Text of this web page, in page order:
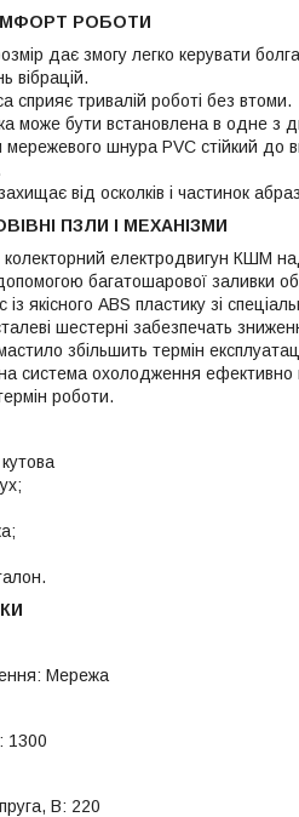
РОБОТИ
дає змогу легко керувати
вібрацій.
сприяє тривалій роботі без втоми.
може бути встановлена в одне з
шнура PVC стійкий до
від осколків і частинок
ПЗЛИ І МЕХАНІЗМИ
електродвигун КШМ
багатошарової заливки
із якісного ABS пластику зі
шестерні забезпечать
збільшить термін
система охолодження ефективно
роботи.
Мережа
1300
В: 220